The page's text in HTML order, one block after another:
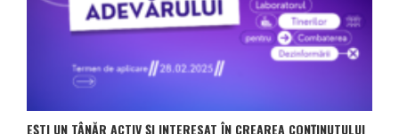
EȘTI UN TÂNĂR ACTIV ȘI INTERESAT ÎN CREAREA CONȚINUTULUI